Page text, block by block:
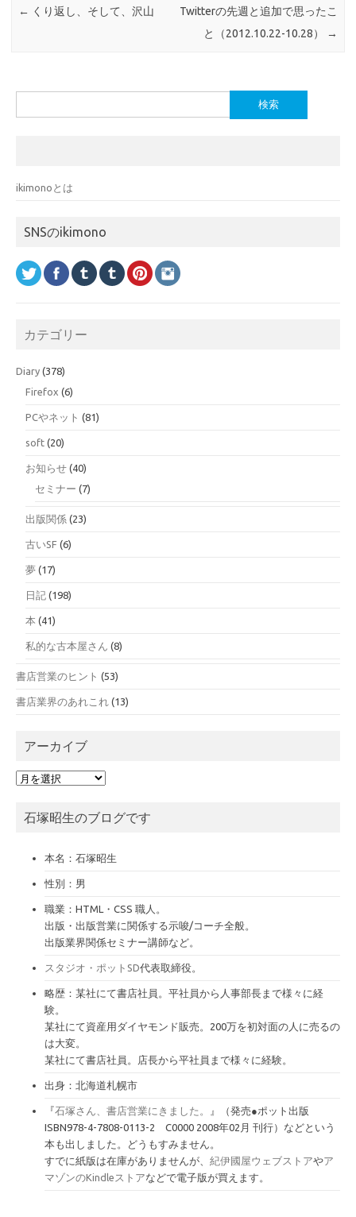
← くり返し、そして、沢山
Twitterの先週と追加で思ったこ
と（2012.10.22-10.28）
→
索:
ikimonoとは
SNSのikimono
カテゴリー
Diary (378)
Firefox (6)
PCやネット (81)
soft (20)
お知らせ (40)
セミナー (7)
出版関係 (23)
古いSF (6)
夢 (17)
日記 (198)
本 (41)
私的な古本屋さん (8)
書店営業のヒント (53)
書店業界のあれこれ (13)
アーカイブ
ア
イ石塚昭生のブログです
本名：石塚昭生
性別：男
職業：HTML・CSS 職人。
出版・出版営業に関係する示唆/コーチ全般。
出版業界関係セミナー講師など。
スタジオ・ポットSD代表取締役。
略歴：某社にて書店社員。平社員から人事部長まで様々に経
験。
某社にて資産用ダイヤモンド販売。200万を初対面の人に売るの
は大変。
某社にて書店社員。店長から平社員まで様々に経験。
出身：北海道札幌市
『石塚さん、書店営業にきました。
』（発売●ポット出版
ISBN978-4-7808-0113-2 C0000 2008年02月 刊行）などという
本も出しました。どうもすみません。
すでに紙版は在庫がありませんが、 紀伊國屋ウェブストアやア
マゾンのKindleストアなどで電子版が買えます。